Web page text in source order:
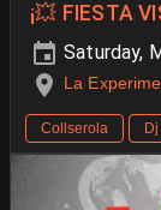
¡💥 FIESTA
Saturday,
La
Collserola Dj